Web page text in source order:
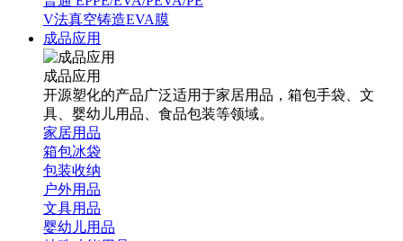
V法真空铸造EVA膜
成品应用
成品应用
开源塑化的产品广泛适用于家居用品，箱包手袋、文
具、婴幼儿用品、食品包装等领域。
家居用品
箱包冰袋
包装收纳
户外用品
文具用品
婴幼儿用品